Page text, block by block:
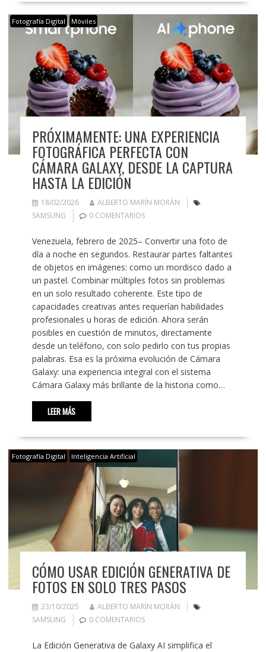
Fotografía Digital Móviles
PRÓXIMAMENTE: UNA EXPERIENCIA
FOTOGRÁFICA PERFECTA CON
CÁMARA GALAXY, DESDE LA CAPTURA
HASTA LA EDICIÓN
18/02/2026
ALBERTO MARÍN MORÁN
SAMSUNG
0 COMENTARIOS
Venezuela, febrero de 2025– Convertir una foto de
día a noche en segundos. Restaurar partes faltantes
de objetos en imágenes: como un mordisco dado a
un pastel. Combinar múltiples fotos sin problemas
en un solo resultado coherente. Este tipo de
capacidades creativas antes requerían habilidades
profesionales u horas de edición. Ahora serán
posibles en cuestión de minutos, directamente
desde un teléfono, con solo pedirlo con tus propias
palabras. Esa es la próxima evolución de Cámara
Galaxy: una experiencia integral con el sistema
Cámara Galaxy más brillante de la historia como…
LEER MÁS
Fotografía Digital Inteligencia Artificial
CÓMO USAR EDICIÓN GENERATIVA DE
FOTOS EN SOLO TRES PASOS
23/10/2025
ALBERTO MARÍN MORÁN
SAMSUNG
0 COMENTARIOS
La Edición Generativa de Galaxy AI simplifica el